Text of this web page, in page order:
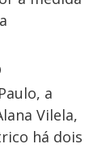
a
Vilela,
há dois